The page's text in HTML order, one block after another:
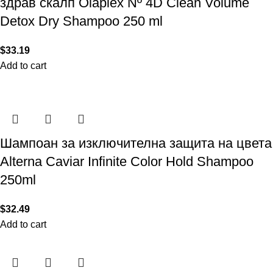
Detox Dry Shampoo 250 ml
$33.19
Add to cart
Шампоан за изключителна защита на цвета
Alterna Caviar Infinite Color Hold Shampoo
250ml
$32.49
Add to cart